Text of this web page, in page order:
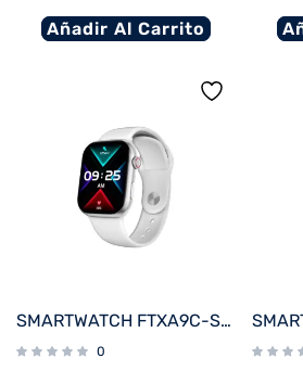
Añadir Al Carrito
SMARTWATCH FTXA9C-SVW 46MM PLATA/GRIS ANDROID/IOS/BT/FREC. CARD
0